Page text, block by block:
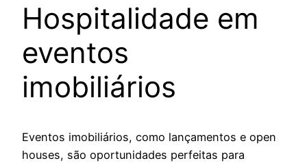
Hospitalidade em
eventos
imobiliários
Eventos imobiliários, como lançamentos e open
houses, são oportunidades perfeitas para